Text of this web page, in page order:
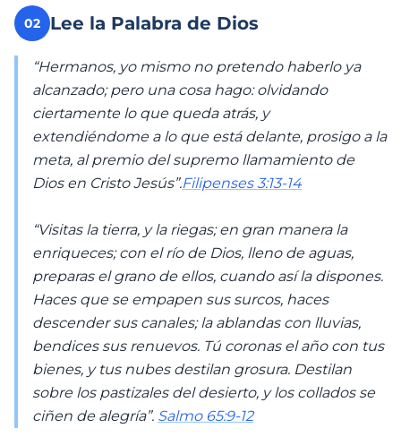
02 Lee la Palabra de Dios
“Hermanos, yo mismo no pretendo haberlo ya
alcanzado; pero una cosa hago: olvidando
ciertamente lo que queda atrás, y
extendiéndome a lo que está delante, prosigo a la
meta, al premio del supremo llamamiento de
Dios en Cristo Jesús”.Filipenses 3:13-14
“Visitas la tierra, y la riegas; en gran manera la
enriqueces; con el río de Dios, lleno de aguas,
preparas el grano de ellos, cuando así la dispones.
Haces que se empapen sus surcos, haces
descender sus canales; la ablandas con lluvias,
bendices sus renuevos. Tú coronas el año con tus
bienes, y tus nubes destilan grosura. Destilan
sobre los pastizales del desierto, y los collados se
ciñen de alegría”. Salmo 65:9-12